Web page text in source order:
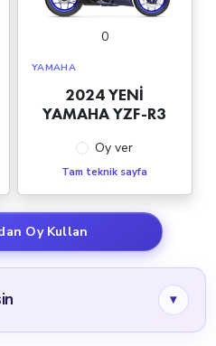
0
YAMAHA
2024 YENİ
YAMAHA YZF-R3
Oy ver
Tam teknik sayfa
Oy Kullan
▾